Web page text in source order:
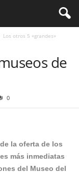
Los otros 5 «grandes»
de
0
la oferta de los
más inmediatas
del Museo del